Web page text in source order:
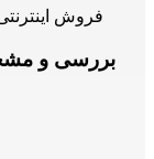
فروش
بررسی و